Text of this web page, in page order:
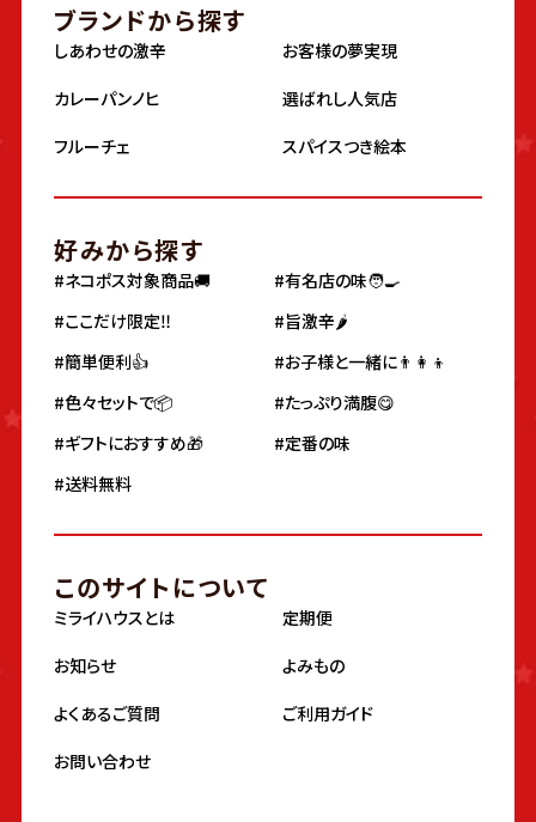
ブランドから探す
しあわせの激辛
お客様の夢実現
カレーパンノヒ
選ばれし人気店
フルーチェ
スパイスつき絵本
好みから探す
#ネコポス対象商品🚚
#有名店の味🧑‍🍳
#ここだけ限定‼️
#旨激辛🌶
#簡単便利👍
#お子様と一緒に👨‍👩‍👦
#色々セットで📦
#たっぷり満腹😋
#ギフトにおすすめ🎁
#定番の味
#送料無料
このサイトについて
ミライハウスとは
定期便
お知らせ
よみもの
よくあるご質問
ご利用ガイド
お問い合わせ